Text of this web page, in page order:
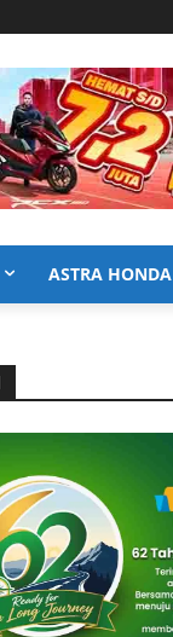
ASTRA HONDA